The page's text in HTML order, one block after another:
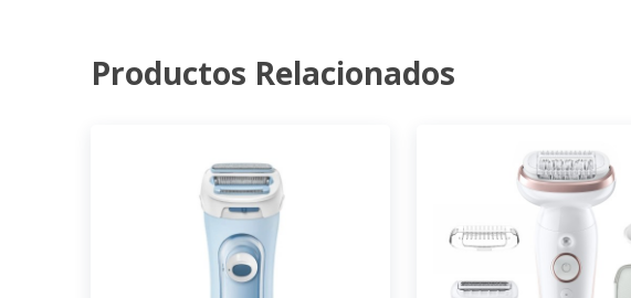
Productos Relacionados